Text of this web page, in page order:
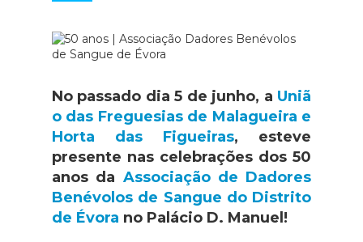
No passado dia 5 de junho, a Uniã
o das Freguesias de Malagueira e
Horta das Figueiras, esteve
presente nas celebrações dos 50
anos da Associação de Dadores
Benévolos de Sangue do Distrito
de Évora no Palácio D. Manuel!